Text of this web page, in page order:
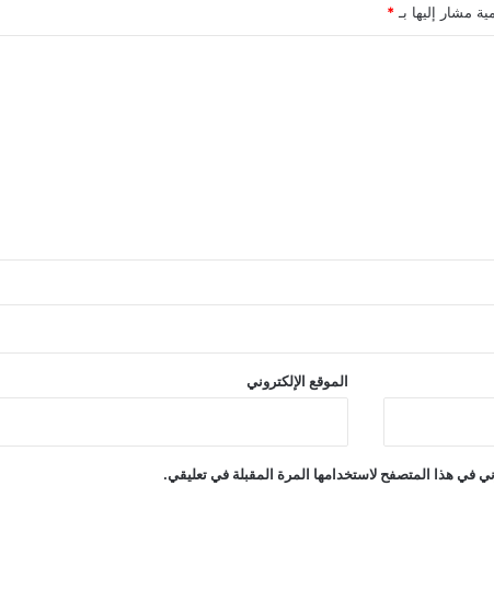
مشار إليها بـ *
الموقع الإلكتروني
في هذا المتصفح لاستخدامها المرة المقبلة في تعليقي.